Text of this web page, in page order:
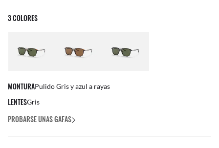
3 COLORES
MONTURAPulido Gris y azul a rayas
LENTESGris
PROBARSE UNAS GAFAS